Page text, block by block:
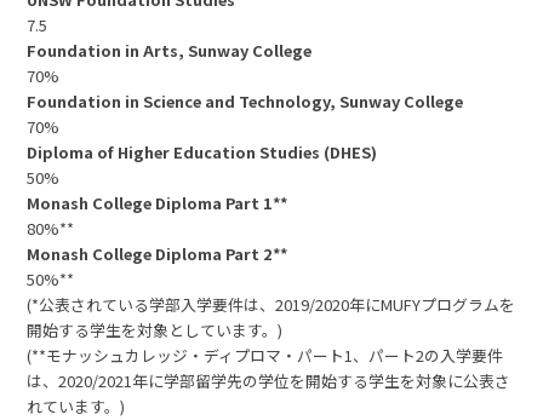
7.5
Foundation in Arts, Sunway College
70%
Foundation in Science and Technology, Sunway College
70%
Diploma of Higher Education Studies (DHES)
50%
Monash College Diploma Part 1**
80%**
Monash College Diploma Part 2**
50%**
(*公表されている学部入学要件は、2019/2020年にMUFYプログラムを
開始する学生を対象としています。)
(**モナッシュカレッジ・ディプロマ・パート1、パート2の入学要件
は、2020/2021年に学部留学先の学位を開始する学生を対象に公表さ
れています。)